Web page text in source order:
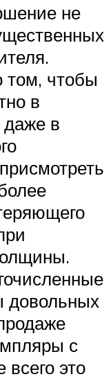
не
том, чтобы
в
даже в
довольных
с
это